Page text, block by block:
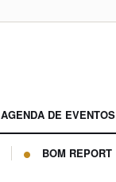
AGENDA DE EVENTOS
BOM REPORT